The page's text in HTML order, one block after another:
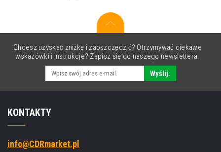
Chcesz uzyskać zniżkę i zaoszczędzić? Otrzymywać ciekawe
wskazówki i instrukcje? Zapisz się do naszego newslettera.
Wyślij.
KONTAKTY
info@CDRmarket.pl